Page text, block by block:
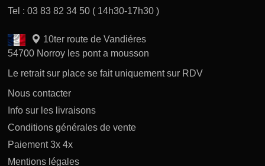
Tel : 03 83 82 34 50 ( 14h30-17h30 )
10ter route de Vandiéres
54700 Norroy les pont a mousson
Le retrait sur place se fait uniquement sur RDV
Nous contacter
Info sur les livraisons
Conditions générales de vente
Paiement 3x 4x
Mentions légales